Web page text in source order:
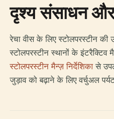
दृश्य संसाधन
रेचा वीस के लिए स्टोलपरस्टीन की
स्टोलपरस्टीन स्थानों के इंटरैक्टिव
स्टोलपरस्टीन मैन्ज़ निर्देशिका से
जुड़ाव को बढ़ाने के लिए वर्चुअल